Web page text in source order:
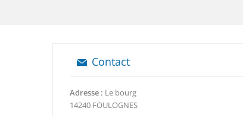
Contact
Adresse : Le bourg
14240 FOULOGNES